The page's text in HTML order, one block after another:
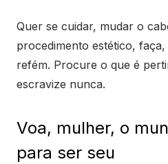
Quer se cuidar, mudar o
procedimento estético,
refém. Procure o que é
escravize nunca.
Voa, mulher, o
para ser seu